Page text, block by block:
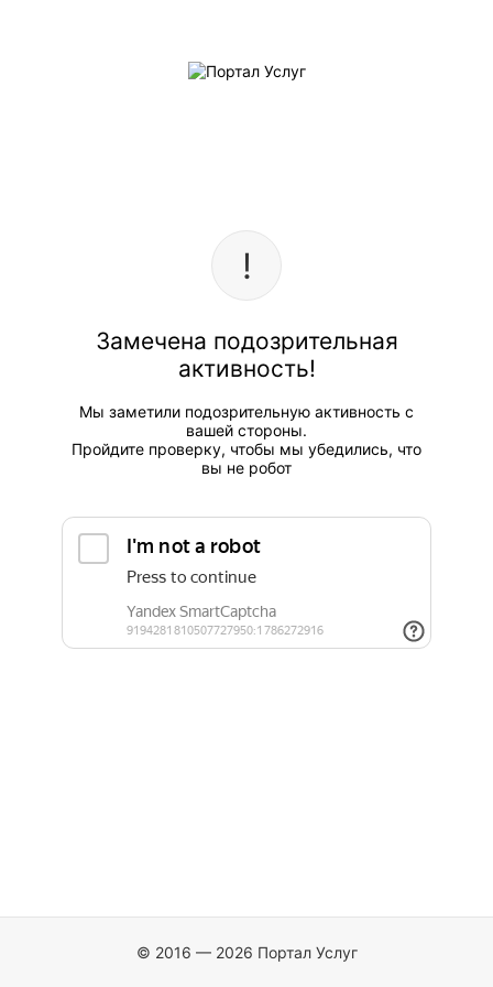
Замечена подозрительная
активность!
Мы заметили подозрительную активность с
вашей стороны.
Пройдите проверку, чтобы мы убедились, что
вы не робот
© 2016 — 2026 Портал Услуг